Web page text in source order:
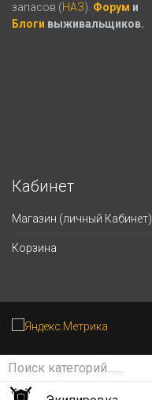
запасов (НАЗ). Форум и
Блоги выживальщиков.
Кабинет
Магазин (личный Кабинет)
Корзина